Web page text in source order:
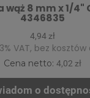
wąż 8 mm x 1/4"
4346835
4,94 zł
VAT, bez
Cena netto: 4,02 zł
o